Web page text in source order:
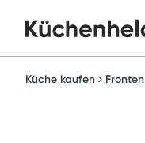
Küche kaufen Fronten